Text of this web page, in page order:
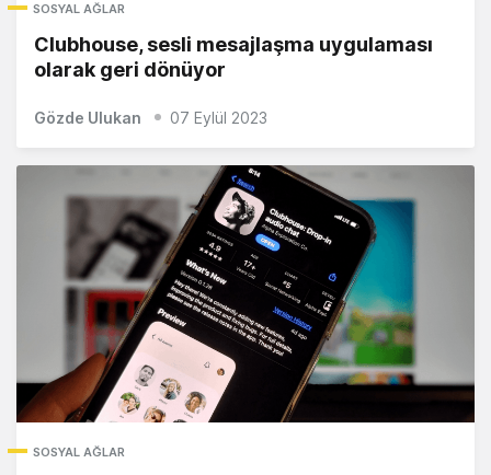
SOSYAL AĞLAR
Clubhouse, sesli mesajlaşma uygulaması
olarak geri dönüyor
Gözde Ulukan 07 Eylül 2023
SOSYAL AĞLAR